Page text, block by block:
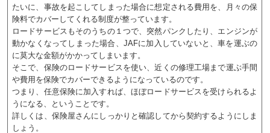
たいに、事故を起こしてしまった場合に想定される費用を、月々の保
険料でカバーしてくれる制度が整っています。
ロードサービスもそのうちの１つで、突然パンクしたり、エンジンが
動かなくなってしまった場合、JAFに加入していないと、車を運ぶの
に莫大な金額がかかってしまいます。
そこで、保険のロードサービスを使い、近くの修理工場まで運ぶ手間
や費用を保険でカバーできるようになっているのです。
つまり、任意保険に加入すれば、ほぼロードサービスを受けられるよ
うになる、ということです。
詳しくは、保険屋さんにしっかりと確認してから契約するようにしま
しょう。